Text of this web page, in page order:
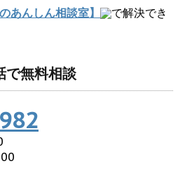
あんしん相談室】
で解決でき
で無料相談